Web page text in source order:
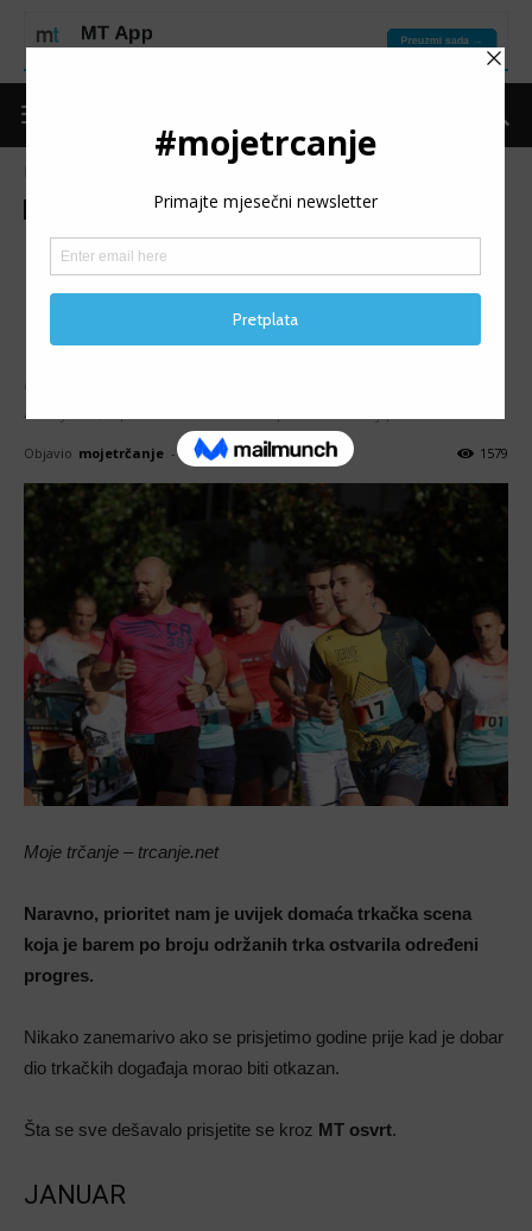
Ostalo Teme
BH. TRKAČKA 2021.
GODINA: Događaji i rezultati
koji su je obilježili
Pregled obuhvata događaje, detalje, dešavanja koja smo
zabilježili, ispratili na terenu ili posvetili svoj prostor.
Objavio mojetrčanje - 05/01/2022 1579
Moje trčanje – trcanje.net
Naravno, prioritet nam je uvijek domaća trkačka scena
koja je barem po broju održanih trka ostvarila određeni
progres.
Nikako zanemarivo ako se prisjetimo godine prije kad je dobar
dio trkačkih događaja morao biti otkazan.
Šta se sve dešavalo prisjetite se kroz MT osvrt.
JANUAR